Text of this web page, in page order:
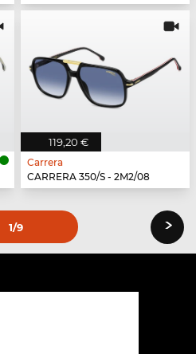
119,20 €
Carrera
CARRERA 350/S - 2M2/08
1/9 ›